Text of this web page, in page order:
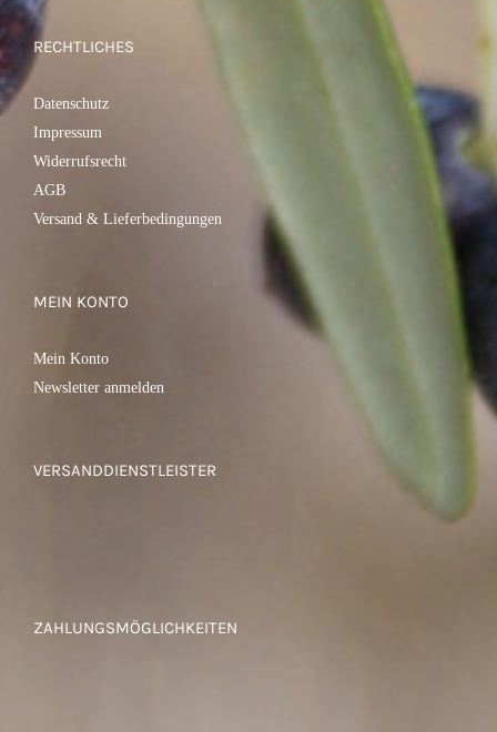
RECHTLICHES
Datenschutz
Impressum
Widerrufsrecht
AGB
Versand & Lieferbedingungen
MEIN KONTO
Mein Konto
Newsletter anmelden
VERSANDDIENSTLEISTER
ZAHLUNGSMÖGLICHKEITEN